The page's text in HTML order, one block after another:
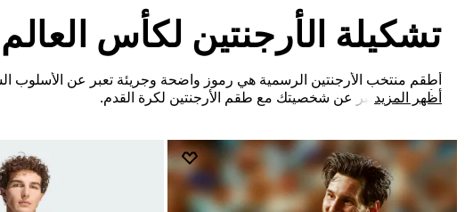
تشكيلة الأرجنتين لكأس العالم FIFA ‏26™
أطقم منتخب الأرجنتين الرسمية هي رموز واضحة وجريئة تعبر عن الأسلوب
الأرجنتيني. عبر عن شخصيتك مع طقم الأرجنتين لكرة القدم.
أظهر المزيد